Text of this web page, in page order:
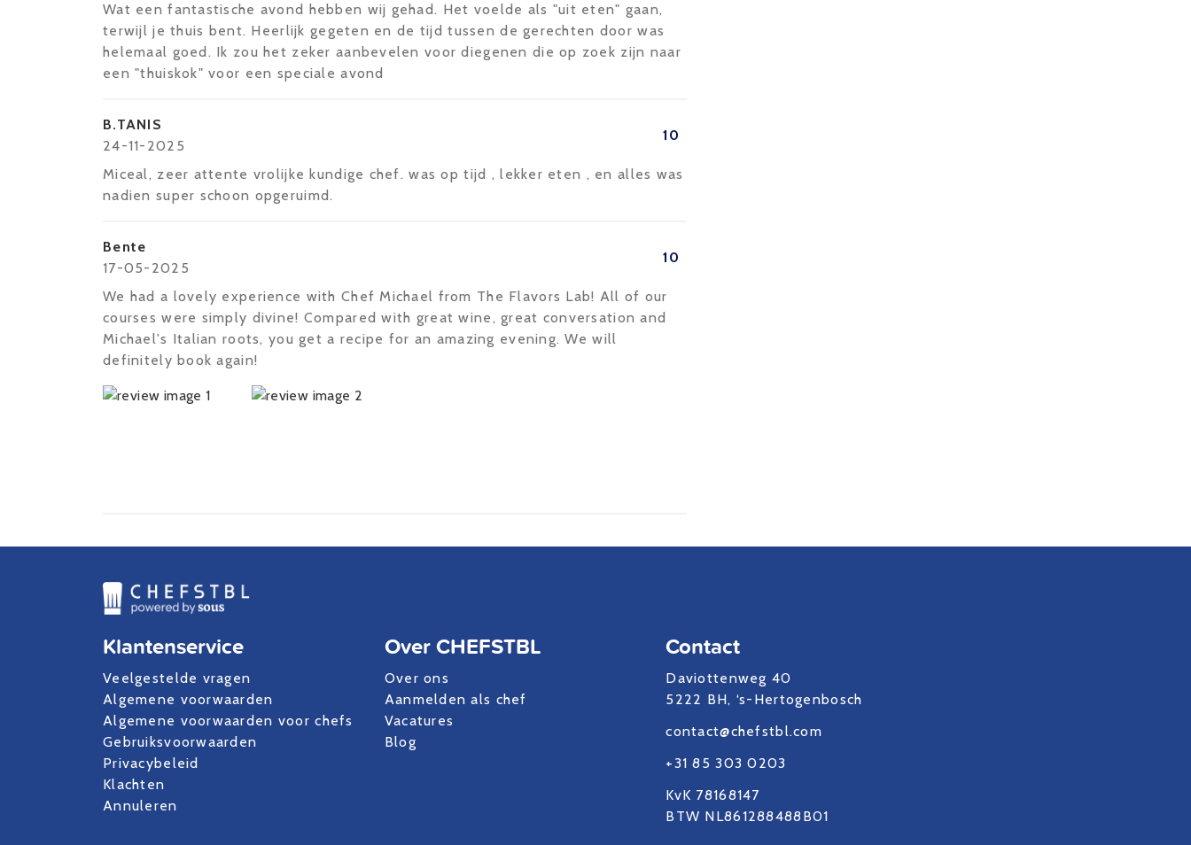
Wat een fantastische avond hebben wij gehad. Het voelde als "uit eten" gaan,
terwijl je thuis bent. Heerlijk gegeten en de tijd tussen de gerechten door was
helemaal goed. Ik zou het zeker aanbevelen voor diegenen die op zoek zijn naar
een "thuiskok" voor een speciale avond
B.TANIS
24-11-2025
10
Miceal, zeer attente vrolijke kundige chef. was op tijd , lekker eten , en alles was
nadien super schoon opgeruimd.
Bente
17-05-2025
10
We had a lovely experience with Chef Michael from The Flavors Lab! All of our
courses were simply divine! Compared with great wine, great conversation and
Michael's Italian roots, you get a recipe for an amazing evening. We will
definitely book again!
Klantenservice
Veelgestelde vragen
Algemene voorwaarden
Algemene voorwaarden voor chefs
Gebruiksvoorwaarden
Privacybeleid
Klachten
Annuleren
Over CHEFSTBL
Over ons
Aanmelden als chef
Vacatures
Blog
Contact
Daviottenweg 40
5222 BH, ‘s-Hertogenbosch
contact@chefstbl.com
+31 85 303 0203
KvK 78168147
BTW NL861288488B01